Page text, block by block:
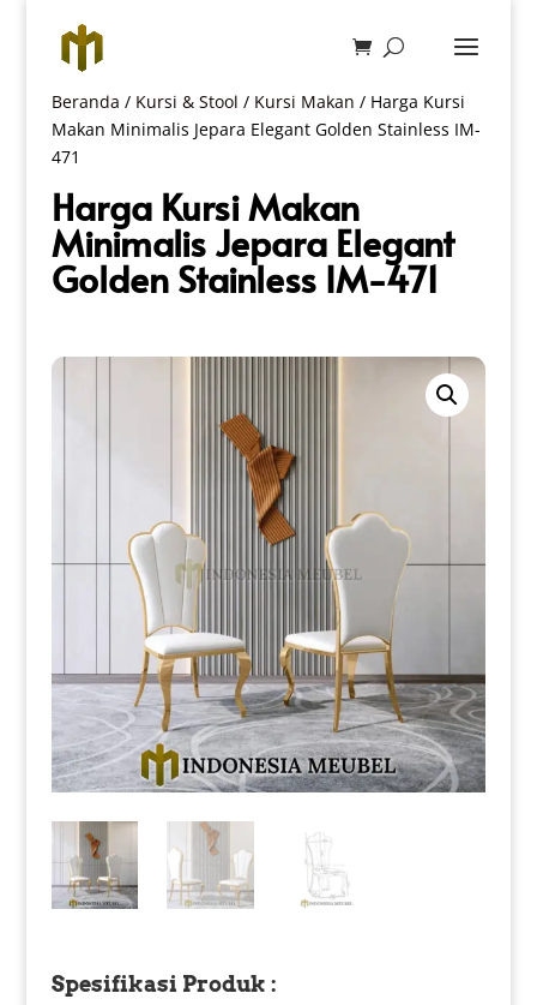
Beranda / Kursi & Stool / Kursi Makan / Harga Kursi
Makan Minimalis Jepara Elegant Golden Stainless IM-
471
Harga Kursi Makan
Minimalis Jepara Elegant
Golden Stainless IM-471
Spesifikasi Produk :